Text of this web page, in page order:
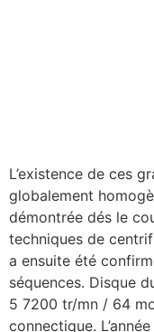
L’existence de ces
globalement
démontrée dés le
techniques de
a ensuite été
séquences. Disque
5 7200 tr/mn / 64
connectique.